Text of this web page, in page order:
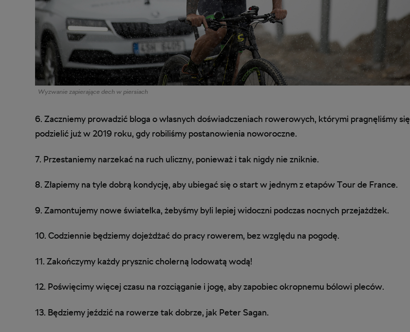
Wyzwanie zapierające dech w piersiach
6. Zaczniemy prowadzić bloga o własnych doświadczeniach rowerowych, którymi pragnęliśmy się
podzielić już w 2019 roku, gdy robiliśmy postanowienia noworoczne.
7. Przestaniemy narzekać na ruch uliczny, ponieważ i tak nigdy nie zniknie.
8. Złapiemy na tyle dobrą kondycję, aby ubiegać się o start w jednym z etapów Tour de France.
9. Zamontujemy nowe światełka, żebyśmy byli lepiej widoczni podczas nocnych przejażdżek.
10. Codziennie będziemy dojeżdżać do pracy rowerem, bez względu na pogodę.
11. Zakończymy każdy prysznic cholerną lodowatą wodą!
12. Poświęcimy więcej czasu na rozciąganie i jogę, aby zapobiec okropnemu bólowi pleców.
13. Będziemy jeździć na rowerze tak dobrze, jak Peter Sagan.